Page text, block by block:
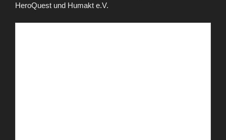
HeroQuest und Humakt e.V.